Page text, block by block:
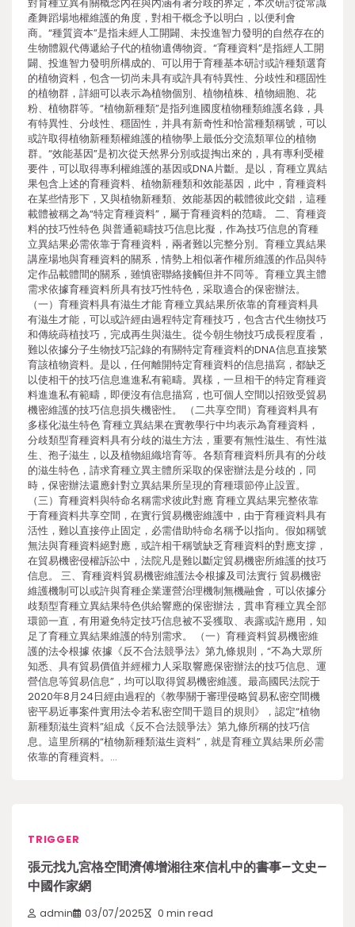
產舞蹈場地權維護的角度，對相干概念予以明白，以便利會
商。“種質資本”是指未經人工開闢、未投進智力發明的自然存在的
生物體親代傳遞給子代的植物遺傳物資。“育種資料”是指經人工開
闢、投進智力發明所構成的、可以用于育種基本研討或許種類選育
的植物資料，包含一切尚未具有或許具有特異性、分歧性和穩固性
的植物群，詳細可以表示為植物個別、植物植株、植物細胞、花
粉、植物群等。“植物新種類”是指列進國度植物種類維護名錄，具
有特異性、分歧性、穩固性，并具有新奇性和恰當種類稱號，可以
或許取得植物新種類權維護的植物學上最低分交流類單位的植物
群。“效能基因”是初次從天然界分別或提掏出來的，具有專利受權
要件，可以取得專利權維護的基因或DNA片斷。是以，育種立異結
果包含上述的育種資料、植物新種類和效能基因，此中，育種資料
在某些情形下，又與植物新種類、效能基因的載體彼此交錯，這種
載體被稱之為“特定育種資料”，屬于育種資料的范疇。 二、育種資
料的技巧性特色 與普通範疇技巧信息比擬，作為技巧信息的育種
立異結果必需依靠于育種資料，兩者難以完整分別。育種立異結果
講座場地與育種資料的關系，情勢上相似著作權所維護的作品與特
定作品載體間的關系，雖慎密聯絡接觸但并不同等。育種立異主體
需求依據育種資料所具有技巧性特色，采取適合的保密辦法。
（一）育種資料具有滋生才能 育種立異結果所依靠的育種資料具
有滋生才能，可以或許經由過程特定育種技巧，包含古代生物技巧
和傳統蒔植技巧，完成再生與滋生。從今朝生物技巧成長程度看，
難以依據分子生物技巧記錄的有關特定育種資料的DNA信息直接繁
育該植物資料。是以，任何離開特定育種資料的信息描寫，都缺乏
以使相干的技巧信息進進私有範疇。異樣，一旦相干的特定育種資
料進進私有範疇，即便沒有信息描寫，也可個人空間以招致受貿易
機密維護的技巧信息損失機密性。 （二共享空間）育種資料具有
多樣化滋生特色 育種立異結果在實教學行中均表示為育種資料，
分歧類型育種資料具有分歧的滋生方法，重要有無性滋生、有性滋
生、孢子滋生，以及植物組織培育等。各類育種資料所具有的分歧
的滋生特色，請求育種立異主體所采取的保密辦法是分歧的，同
時，保密辦法還應針對立異結果所呈現的育種環節停止設置。
（三）育種資料與特命名稱需求彼此對應 育種立異結果完整依靠
于育種資料共享空間，在實行貿易機密維護中，由于育種資料具有
活性，難以直接停止固定，必需借助特命名稱予以指向。假如稱號
無法與育種資料絕對應，或許相干稱號缺乏育種資料的對應支撐，
在貿易機密侵權訴訟中，法院凡是難以斷定貿易機密所維護的技巧
信息。 三、育種資料貿易機密維護法令根據及司法實行 貿易機密
維護機制可以或許與育種企業運營治理機制無機融會，可以依據分
歧類型育種立異結果特色供給響應的保密辦法，貫串育種立異全部
環節一直，有用避免特定技巧信息被不妥獲取、表露或許應用，知
足了育種立異結果維護的特別需求。 （一）育種資料貿易機密維
護的法令根據 依據《反不合法競爭法》第九條規則，“不為大眾所
知悉、具有貿易價值并經權力人采取響應保密辦法的技巧信息、運
營信息等貿易信息”，均可以取得貿易機密維護。最高國民法院于
2020年8月24日經由過程的《教學關于審理侵略貿易私密空間機
密平易近事案件實用法令若私密空間干題目的規則》，認定“植物
新種類滋生資料”組成《反不合法競爭法》第九條所稱的技巧信
息。這里所稱的“植物新種類滋生資料”，就是育種立異結果所必需
依靠的育種資料。…
TRIGGER
張元找九宮格空間濟傅增湘往來信札中的書事–文史–
中國作家網
admin 03/07/2025 0 min read